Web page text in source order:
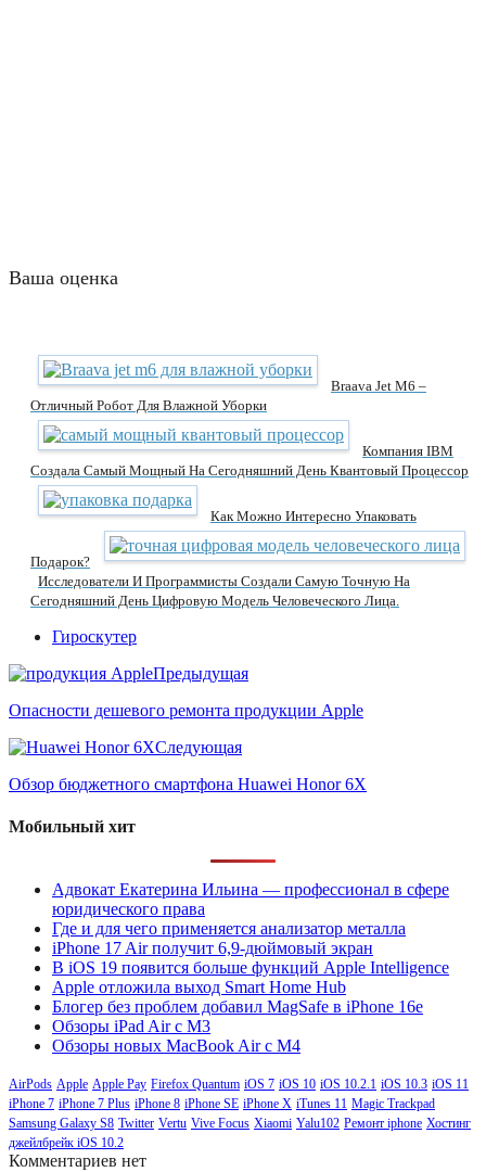
Ваша оценка
Braava Jet M6 –
Отличный Робот Для Влажной Уборки
Компания IBM
Создала Самый Мощный На Сегодняшний День Квантовый Процессор
Как Можно Интересно Упаковать
Подарок?
Исследователи И Программисты Создали Самую Точную На
Сегодняшний День Цифровую Модель Человеческого Лица.
Гироскутер
Предыдущая
Опасности дешевого ремонта продукции Apple
Следующая
Обзор бюджетного смартфона Huawei Honor 6X
Мобильный хит
Адвокат Екатерина Ильина — профессионал в сфере
юридического права
Где и для чего применяется анализатор металла
iPhone 17 Air получит 6,9-дюймовый экран
В iOS 19 появится больше функций Apple Intelligence
Apple отложила выход Smart Home Hub
Блогер без проблем добавил MagSafe в iPhone 16e
Обзоры iPad Air с M3
Обзоры новых MacBook Air с M4
AirPods Apple Apple Pay Firefox Quantum iOS 7 iOS 10 iOS 10.2.1 iOS 10.3 iOS 11
iPhone 7 iPhone 7 Plus iPhone 8 iPhone SE iPhone X iTunes 11 Magic Trackpad
Samsung Galaxy S8 Twitter Vertu Vive Focus Xiaomi Yalu102 Ремонт iphone Хостинг
джейлбрейк iOS 10.2
Комментариев нет